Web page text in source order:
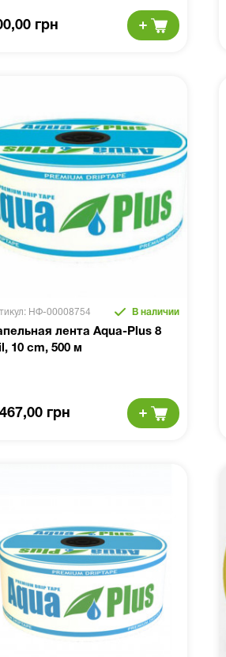
грн
НФ-00008754 В наличии
лента Aqua-Plus 8
10 cm, 500 м
грн